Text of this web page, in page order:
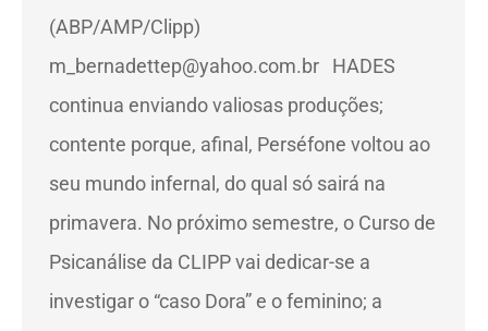
(ABP/AMP/Clipp)
m_bernadettep@yahoo.com.br HADES
continua enviando valiosas produções;
contente porque, afinal, Perséfone voltou ao
seu mundo infernal, do qual só sairá na
primavera. No próximo semestre, o Curso de
Psicanálise da CLIPP vai dedicar-se a
investigar o “caso Dora” e o feminino; a